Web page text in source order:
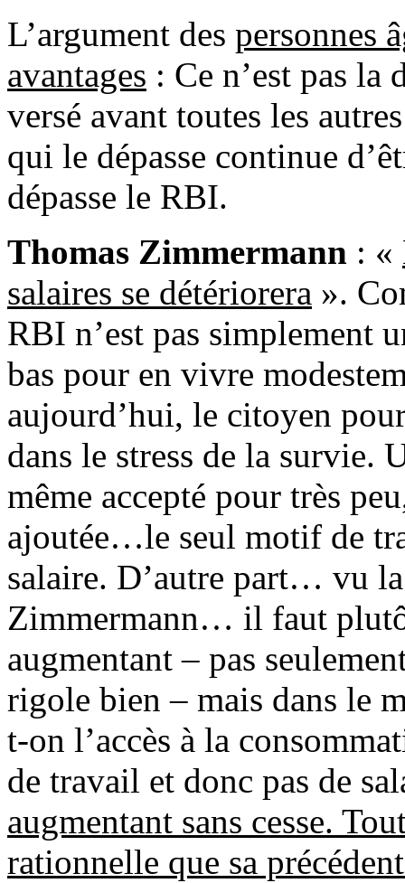
L’argument des personnes
avantages : Ce n’est pas
versé avant toutes les
qui le dépasse continue
dépasse le RBI.
Thomas Zimmermann : «
salaires se détériorera ».
RBI n’est pas simplement
bas pour en vivre
aujourd’hui, le citoyen
dans le stress de la survie.
même accepté pour très
ajoutée…le seul motif de
salaire. D’autre part… vu
Zimmermann… il faut
augmentant – pas
rigole bien – mais dans le
t-on l’accès à la
de travail et donc pas de
augmentant sans cesse.
rationnelle que sa